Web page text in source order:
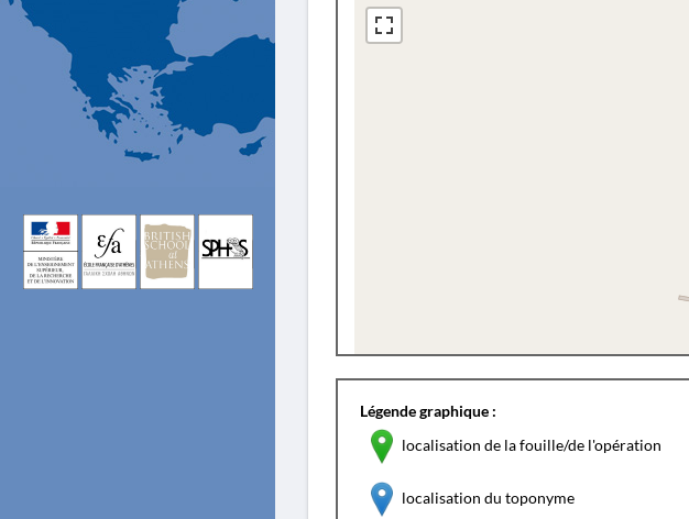
Légende graphique :
localisation de la fouille/de l'opération
localisation du toponyme